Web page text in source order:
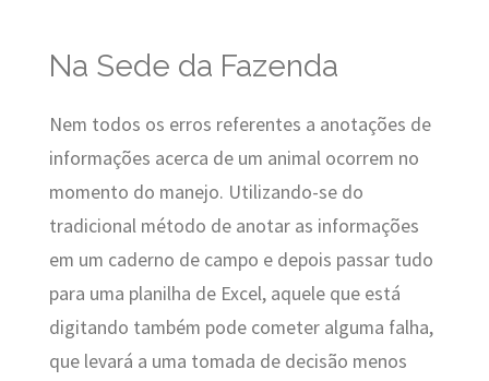
Na Sede da Fazenda
Nem todos os erros referentes a anotações de
informações acerca de um animal ocorrem no
momento do manejo. Utilizando-se do
tradicional método de anotar as informações
em um caderno de campo e depois passar tudo
para uma planilha de Excel, aquele que está
digitando também pode cometer alguma falha,
que levará a uma tomada de decisão menos